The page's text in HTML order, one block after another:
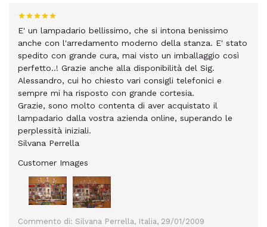
E' un lampadario bellissimo, che si intona benissimo
anche con l'arredamento moderno della stanza. E' stato
spedito con grande cura, mai visto un imballaggio così
perfetto..! Grazie anche alla disponibilità del Sig.
Alessandro, cui ho chiesto vari consigli telefonici e
sempre mi ha risposto con grande cortesia.
Grazie, sono molto contenta di aver acquistato il
lampadario dalla vostra azienda online, superando le
perplessità iniziali.
Silvana Perrella
Customer Images
Commento di: Silvana Perrella, Italia, 29/01/2009